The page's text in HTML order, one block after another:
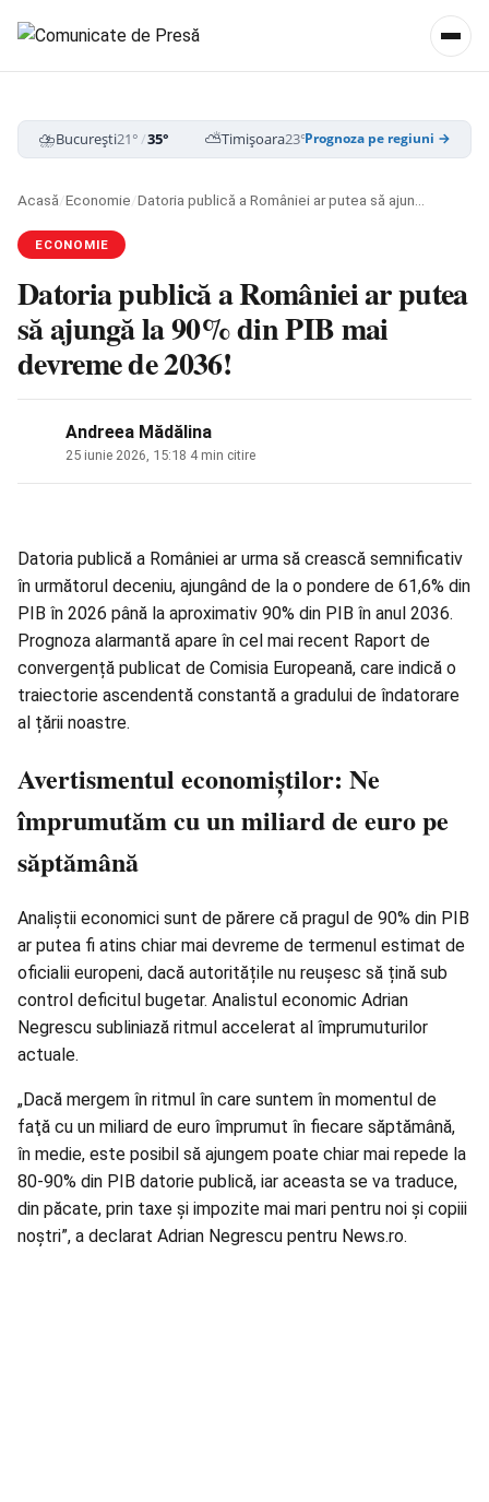
⛈️București21°/35° ⛅Timișoara23°/35° ☁️Cluj-Napoca
Prognoza pe regiuni →
Acasă/Economie/
ECONOMIE
Datoria publică a României ar putea
să ajungă la 90% din PIB mai
devreme de 2036!
Andreea Mădălina
25 iunie 2026, 15:18 4 min citire
Datoria publică a României ar urma să crească semnificativ
în următorul deceniu, ajungând de la o pondere de 61,6% din
PIB în 2026 până la aproximativ 90% din PIB în anul 2036.
Prognoza alarmantă apare în cel mai recent Raport de
convergență publicat de Comisia Europeană, care indică o
traiectorie ascendentă constantă a gradului de îndatorare
al țării noastre.
Avertismentul economiștilor: Ne
împrumutăm cu un miliard de euro pe
săptămână
Analiștii economici sunt de părere că pragul de 90% din PIB
ar putea fi atins chiar mai devreme de termenul estimat de
oficialii europeni, dacă autoritățile nu reușesc să țină sub
control deficitul bugetar. Analistul economic Adrian
Negrescu subliniază ritmul accelerat al împrumuturilor
actuale.
„Dacă mergem în ritmul în care suntem în momentul de
faţă cu un miliard de euro împrumut în fiecare săptămână,
în medie, este posibil să ajungem poate chiar mai repede la
80-90% din PIB datorie publică, iar aceasta se va traduce,
din păcate, prin taxe şi impozite mai mari pentru noi şi copiii
noştri”, a declarat Adrian Negrescu pentru News.ro.